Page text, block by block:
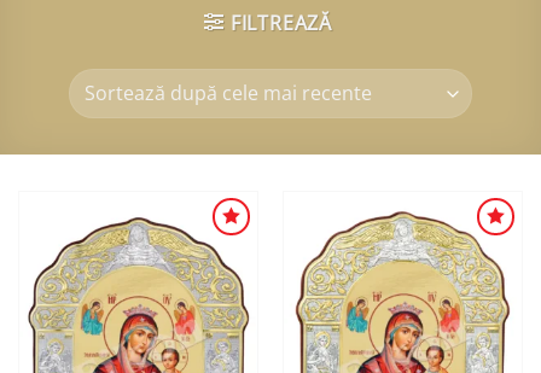
FILTREAZĂ
ADAUGA
ÎN
WISHLIST
ADAUGA
ÎN
WISHLIST